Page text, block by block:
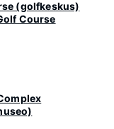
(golfkeskus)
Course